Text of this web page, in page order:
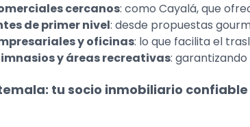
cercanos: como Cayalá, que
de primer nivel: desde propuestas
y oficinas: lo que facilita el
y áreas recreativas:
tu socio inmobiliario confiable